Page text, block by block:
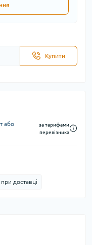
Купити
або
за тарифами
перевізника
доставці